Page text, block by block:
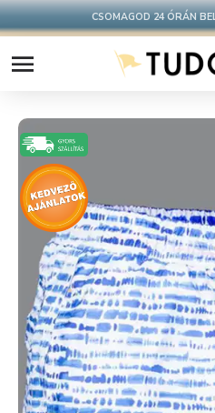
CSOMAGOD 24 ÓRÁN